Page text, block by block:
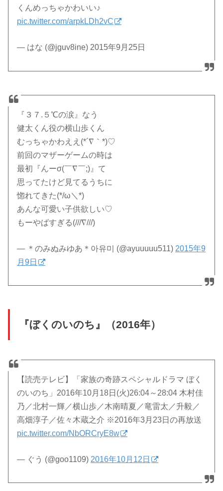
くんめっちゃかわいい♪
pic.twitter.com/arpkLDh2vC
— はな (@jguv8ine) 2015年9月25日
『３７.５℃の涙』なう
健太くん役の横山歩くん
むっちゃかわええ(*´∇｀*)♡
前回のマザーゲームの時は
最初『んーσ(￣∇￣;)』て
思ってたけど見てるうちに
惚れてきた(*/ω＼*)
あんな可愛い子供欲しい♡
もーやばすぎる(///∇///)
— ＊のみぬみゆあ＊아유미 (@ayuuuuu511) 2015年9
月9日
『ぼくのいのち』（2016年）
【読売テレビ】「家族の奇跡スペシャルドラマ ぼく
のいのち」2016年10月18日(火)26:04～28:04 木村佳
乃／北村一輝／横山歩／木南晴夏／竜雷太／升毅／
高畑淳子／佐々木蔵之介 ※2016年3月23日の再放送
pic.twitter.com/NbORCryE8w
— ぐう (@goo1109) 2016年10月12日